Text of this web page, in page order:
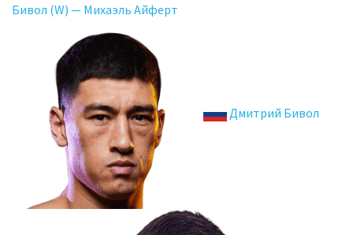
Бивол (W) — Михаэль Айферт
Дмитрий Бивол